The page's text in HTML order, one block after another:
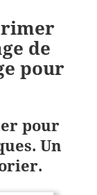
de
pour
pour
Un